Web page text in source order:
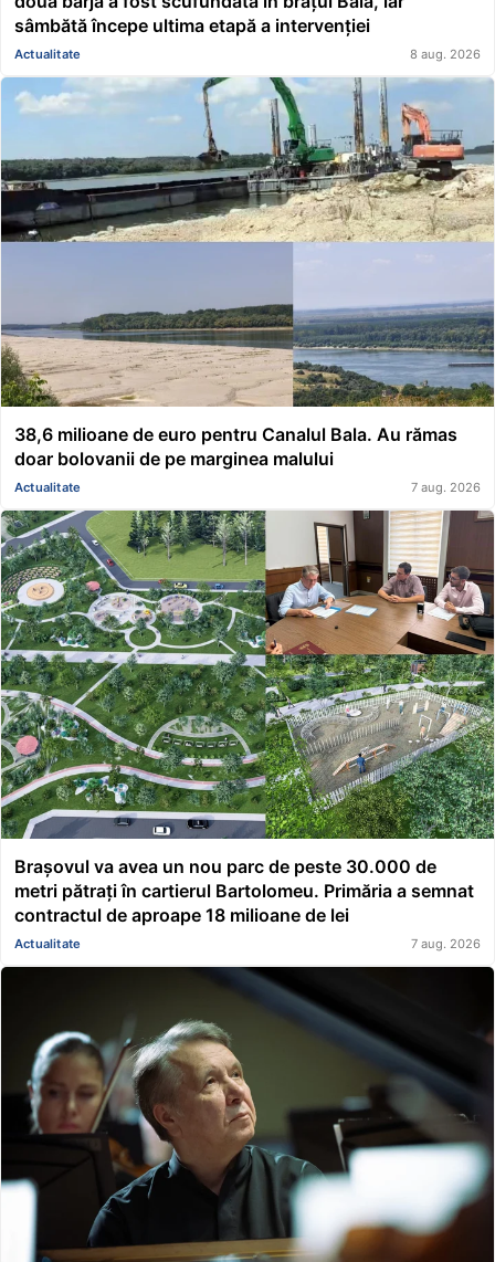
sâmbătă începe ultima etapă a intervenției
Actualitate 8 aug. 2026
38,6 milioane de euro pentru Canalul Bala. Au rămas
doar bolovanii de pe marginea malului
Actualitate 7 aug. 2026
Brașovul va avea un nou parc de peste 30.000 de
metri pătrați în cartierul Bartolomeu. Primăria a semnat
contractul de aproape 18 milioane de lei
Actualitate 7 aug. 2026